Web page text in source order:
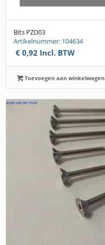
Bits PZD03
Artikelnummer: 104634
€ 0,92 Incl. BTW
Toevoegen aan winkelwagen